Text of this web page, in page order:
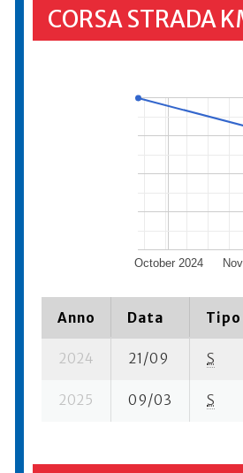
CORSA STRADA
October 2024
Anno Data Tipo
2024 21/09 S
2025 09/03 S